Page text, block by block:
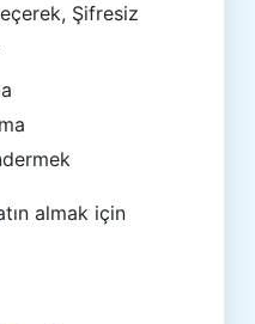
Şifresiz
almak için